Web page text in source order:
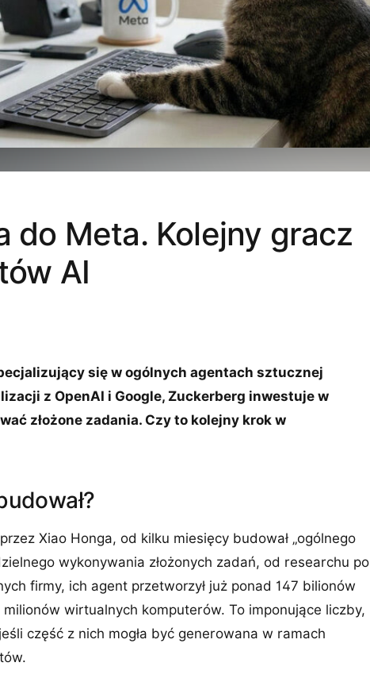
do Meta. Kolejny gracz
AI
się w ogólnych agentach sztucznej
z OpenAI i Google, Zuckerberg inwestuje w
złożone zadania. Czy to kolejny krok w
Xiao Honga, od kilku miesięcy budował „ogólnego
wykonywania złożonych zadań, od researchu po
firmy, ich agent przetworzył już ponad 147 bilionów
wirtualnych komputerów. To imponujące liczby,
część z nich mogła być generowana w ramach